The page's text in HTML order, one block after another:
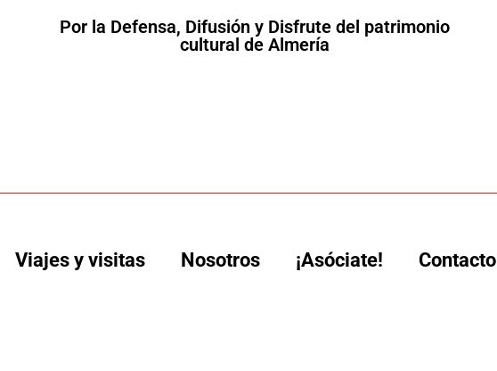
Por la Defensa, Difusión y Disfrute del patrimonio
cultural de Almería
Viajes y visitas Nosotros ¡Asóciate! Contacto